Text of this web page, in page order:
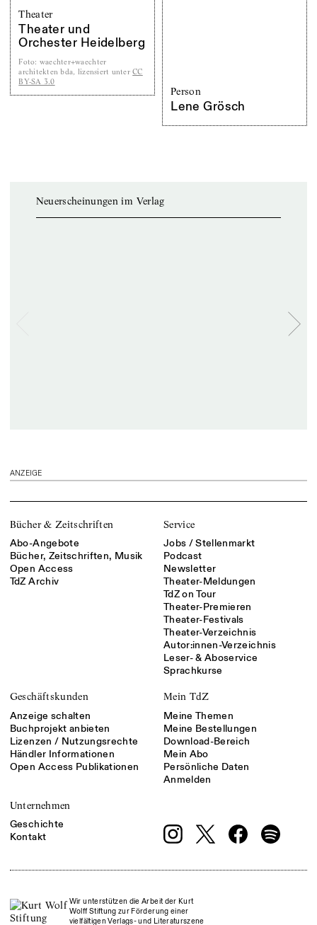
Theater
Theater und
Orchester Heidelberg
Foto: waechter+waechter
architekten bda, lizensiert unterCC
BY-SA 3.0
Person
Lene Grösch
Neuerscheinungen im Verlag
ANZEIGE
Bücher & Zeitschriften
Abo-Angebote
Bücher, Zeitschriften, Musik
Open Access
TdZ Archiv
Service
Jobs / Stellenmarkt
Podcast
Newsletter
Theater-Meldungen
TdZ on Tour
Theater-Premieren
Theater-Festivals
Theater-Verzeichnis
Autor:innen-Verzeichnis
Leser- & Aboservice
Sprachkurse
Geschäftskunden
Anzeige schalten
Buchprojekt anbieten
Lizenzen / Nutzungsrechte
Händler Informationen
Open Access Publikationen
Mein TdZ
Meine Themen
Meine Bestellungen
Download-Bereich
Mein Abo
Persönliche Daten
Anmelden
Unternehmen
Geschichte
Kontakt
Wir unterstützen die Arbeit der Kurt
Wolff Stiftung zur Förderung einer
vielfältigen Verlags- und Literaturszene